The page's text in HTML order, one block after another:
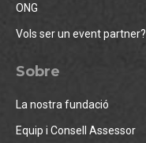
ONG
Vols ser un event partner?
Sobre
La nostra fundació
Equip i Consell Assessor